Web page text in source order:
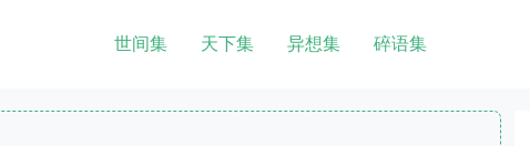
世间集 天下集 异想集 碎语集